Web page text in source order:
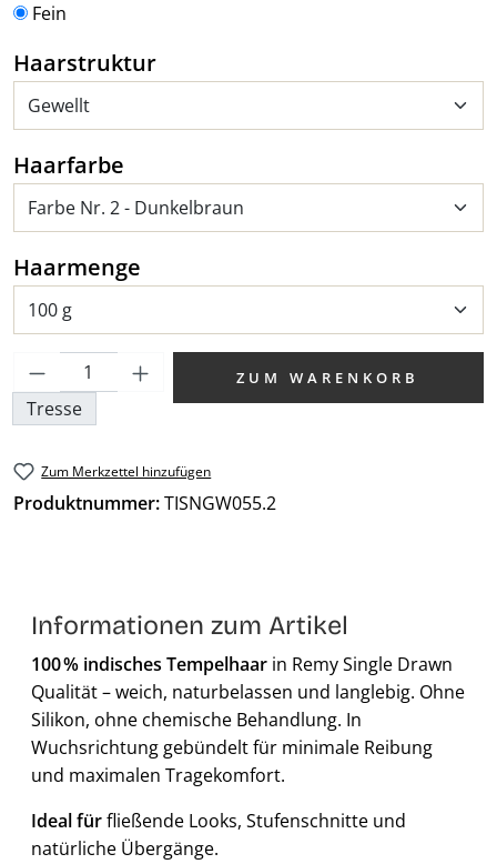
Fein
Haarstrukturauswählen
Haarfarbe
Haarmenge
Produkt Anzahl: Gib den gewünschten
Tresse
ZUM WARENKORB
Zum Merkzettel hinzufügen
Produktnummer:TISNGW055.2
Informationen zum Artikel
100 % indisches Tempelhaar in Remy Single Drawn
Qualität – weich, naturbelassen und langlebig. Ohne
Silikon, ohne chemische Behandlung. In
Wuchsrichtung gebündelt für minimale Reibung
und maximalen Tragekomfort.
Ideal fürfließende Looks, Stufenschnitte und
natürliche Übergänge.